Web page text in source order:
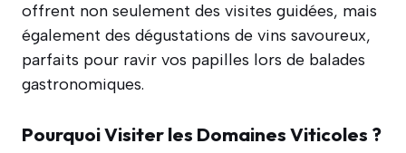
offrent non seulement des visites guidées, mais
également des dégustations de vins savoureux,
parfaits pour ravir vos papilles lors de balades
gastronomiques.
Pourquoi Visiter les Domaines Viticoles ?